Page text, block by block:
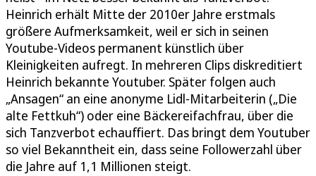
Heinrich erhält Mitte der 2010er Jahre erstmals
größere Aufmerksamkeit, weil er sich in seinen
Youtube-Videos permanent künstlich über
Kleinigkeiten aufregt. In mehreren Clips diskreditiert
Heinrich bekannte Youtuber. Später folgen auch
„Ansagen“ an eine anonyme Lidl-Mitarbeiterin („Die
alte Fettkuh“) oder eine Bäckereifachfrau, über die
sich Tanzverbot echauffiert. Das bringt dem Youtuber
so viel Bekanntheit ein, dass seine Followerzahl über
die Jahre auf 1,1 Millionen steigt.